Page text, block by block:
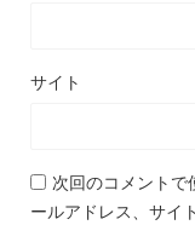
サイト
次回のコメントで
ールアドレス、サイ